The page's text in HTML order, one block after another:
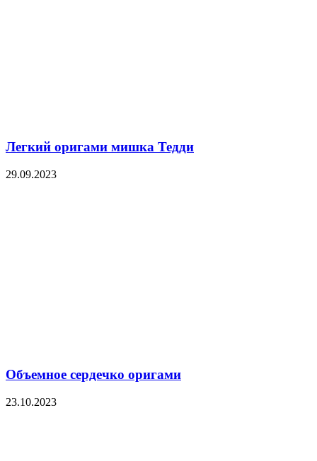
Легкий оригами мишка Тедди
29.09.2023
Объемное сердечко оригами
23.10.2023